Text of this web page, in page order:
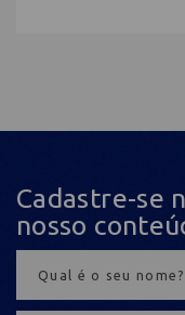
Cadastre-se
nosso